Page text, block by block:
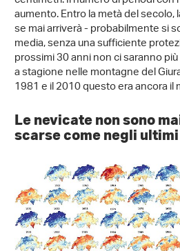
aumento. Entro la metà del secolo,
se mai arriverà - probabilmente si
media, senza una sufficiente
prossimi 30 anni non ci saranno
a stagione nelle montagne del
1981 e il 2010 questo era ancora il
Le nevicate non sono
scarse come negli